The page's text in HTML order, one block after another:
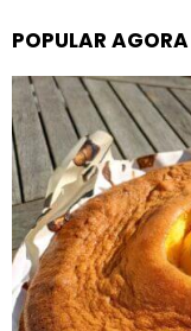
POPULAR AGORA